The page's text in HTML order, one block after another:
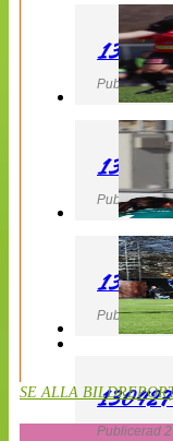
Publicerad
130427
Publicerad
130427
Publicerad
Publicerad
SE ALLA